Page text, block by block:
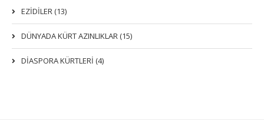
EZIDILER (13)
DÜNYADA KÜRT AZINLIKLAR (15)
DİASPORA KÜRTLERİ (4)